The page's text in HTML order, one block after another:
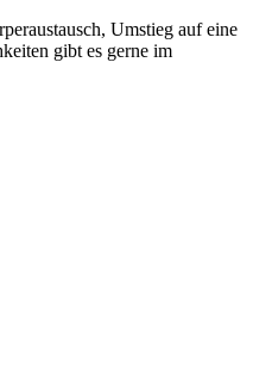
Umstieg auf eine
gibt es gerne im